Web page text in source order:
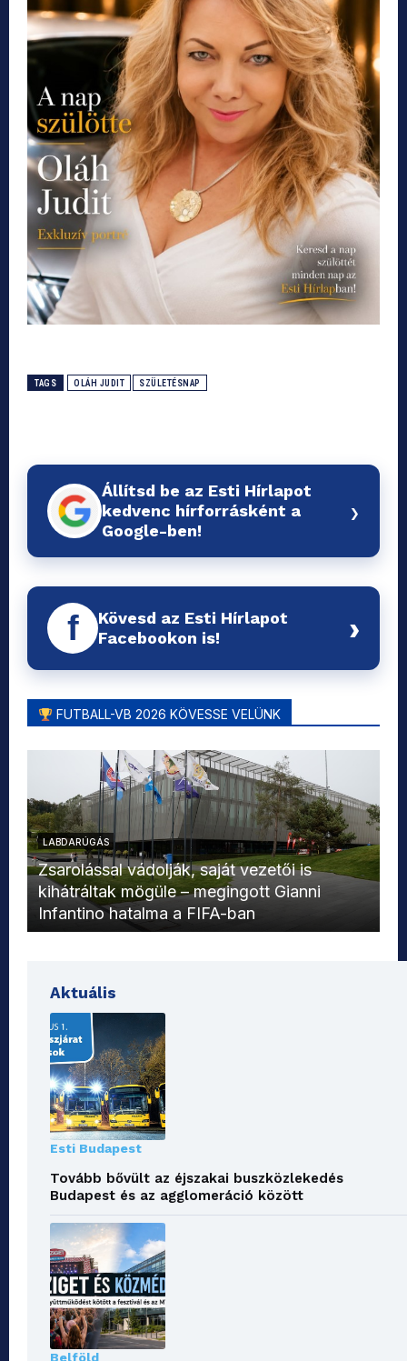
TAGS OLÁH JUDIT SZÜLETÉSNAP
Állítsd be az Esti Hírlapot
kedvenc hírforrásként a
Google-ben!
›
f
Kövesd az Esti Hírlapot
Facebookon is!
›
FUTBALL-VB 2026 KÖVESSE VELÜNK
LABDARÚGÁS
Zsarolással vádolják, saját vezetői is
kihátráltak mögüle – megingott Gianni
Infantino hatalma a FIFA-ban
Aktuális
Esti Budapest
Tovább bővült az éjszakai buszközlekedés
Budapest és az agglomeráció között
Belföld